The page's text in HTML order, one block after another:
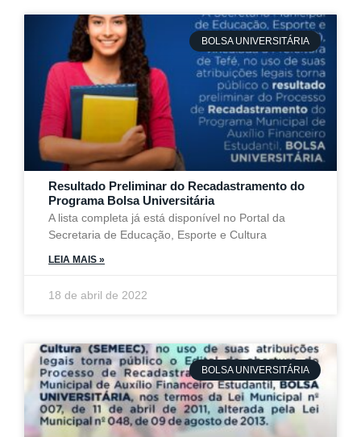
BOLSA UNIVERSITÁRIA
Resultado Preliminar do Recadastramento do
Programa Bolsa Universitária
A lista completa já está disponível no Portal da
Secretaria de Educação, Esporte e Cultura
LEIA MAIS »
18 de abril de 2022
BOLSA UNIVERSITÁRIA